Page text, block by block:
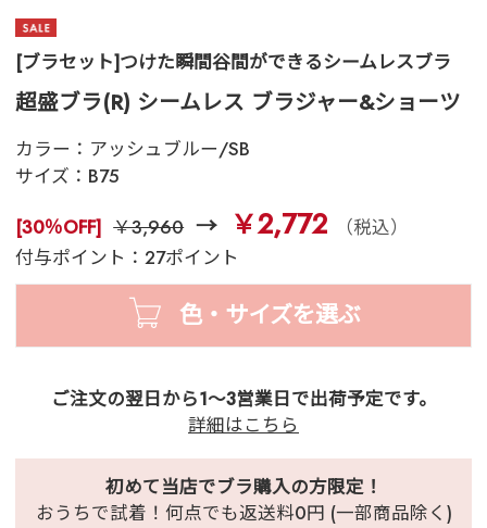
[ブラセット]つけた瞬間谷間ができるシームレスブラ
超盛ブラ(R) シームレス ブラジャー&ショーツ
カラー： アッシュブルー/SB
サイズ： B75
[30％OFF] ￥3,960 ￥2,772
（税込）
付与ポイント：27ポイント
色・サイズを選ぶ
ご注文の翌日から1～3営業日で出荷予定です。
詳細はこちら
初めて当店でブラ購入の方限定！
おうちで試着！何点でも返送料0円 (一部商品除く)